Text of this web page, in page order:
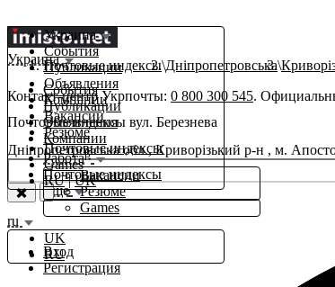
Украина
События
Публикации
Объявления
Компании
Вакансии
Резюме
Почтовые индексы
Games
RU|UK
Украина
События
Публикации
Объявления
Компании
Работаβ
Вакансии
Резюме
Почтовые индексы
Еще
Games
ru
UK
RU
Вход
Регистрация
Почтовые индексы Дніпропетровська
Контакт-центр Укрпочты: 0 800 300 545.
Почтовые индексы вул. Березнева
Дніпропетровська обл., Криворізький р-н , м.